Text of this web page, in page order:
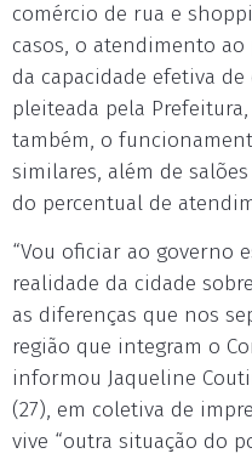
comércio de rua e
casos, o atendimento
da capacidade efetiva de
pleiteada pela
também, o
similares, além de
do percentual de
“Vou oficiar ao governo
realidade da cidade
as diferenças que nos
região que integram o
informou Jaqueline
(27), em coletiva de
vive “outra situação do